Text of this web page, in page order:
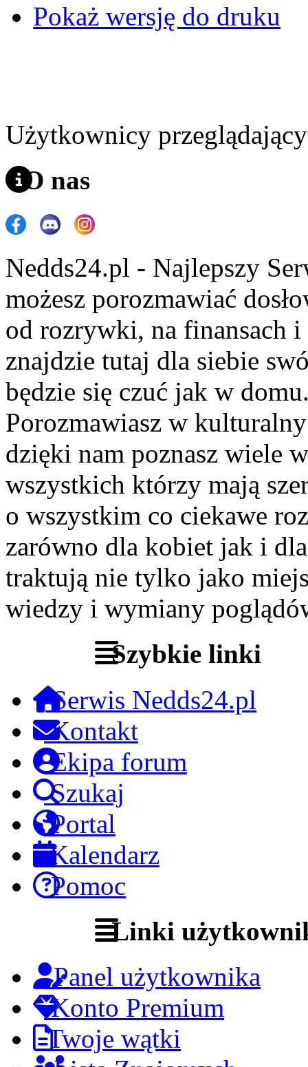
Pokaż wersję do druku
Użytkownicy
O nas
Nedds24.pl - Najlepszy
możesz porozmawiać
od rozrywki, na finansach
znajdzie tutaj dla siebie
będzie się czuć jak w
Porozmawiasz w
dzięki nam poznasz wiele
wszystkich którzy mają
o wszystkim co ciekawe
zarówno dla kobiet jak i
traktują nie tylko jako
wiedzy i wymiany
Szybkie linki
Serwis Nedds24.pl
Kontakt
Ekipa forum
Szukaj
Portal
Kalendarz
Pomoc
Linki
Panel użytkownika
Konto Premium
Twoje wątki